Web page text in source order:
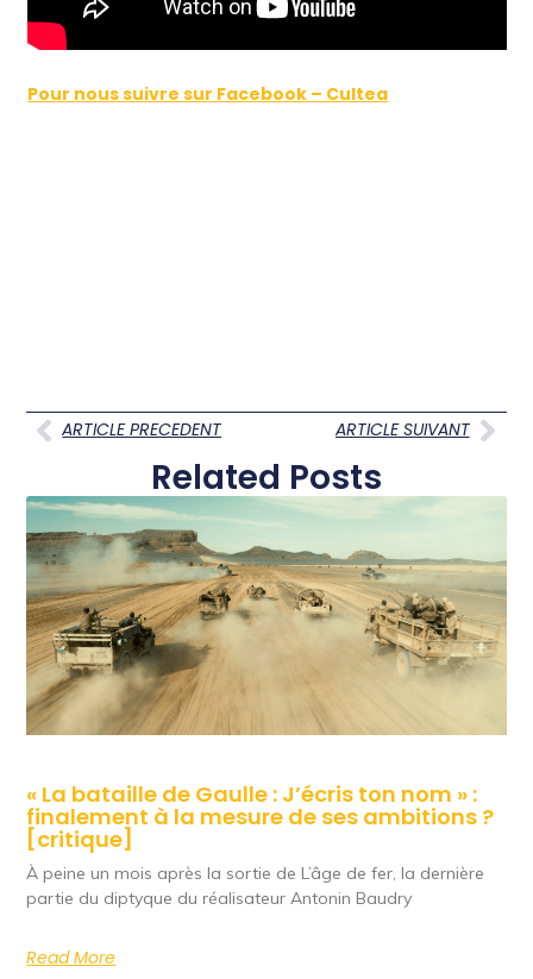
Pour nous suivre sur Facebook – Cultea
ARTICLE PRECEDENT ARTICLE SUIVANT
Related Posts
« La bataille de Gaulle : J’écris ton nom » :
finalement à la mesure de ses ambitions ?
[critique]
À peine un mois après la sortie de L’âge de fer, la dernière
partie du diptyque du réalisateur Antonin Baudry
Read More